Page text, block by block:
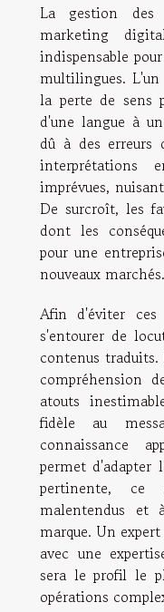
La gestion
marketing
indispensable
multilingues. L'un
la perte de sens
d'une langue à
dû à des erreurs
interprétations
imprévues,
De surcroît, les
dont les
pour une
nouveaux marchés.
Afin d'éviter
s'entourer de
contenus
compréhension
atouts
fidèle au
connaissance
permet d'adapter
pertinente,
malentendus
marque. Un
avec une
sera le profil le
opérations